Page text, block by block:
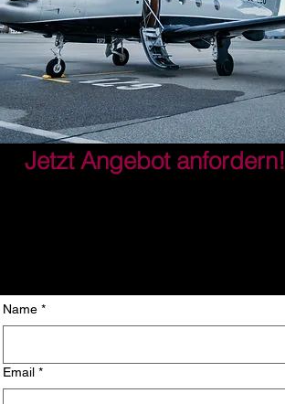
Jetzt Angebot anfordern!
Name *
Email *